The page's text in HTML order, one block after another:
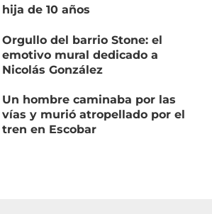
hija de 10 años
Orgullo del barrio Stone: el
emotivo mural dedicado a
Nicolás González
Un hombre caminaba por las
vías y murió atropellado por el
tren en Escobar